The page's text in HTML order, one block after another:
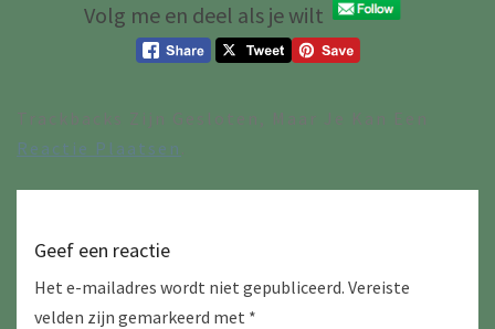
Volg me en deel als je wilt
Reactie Plaatsen
Geef een reactie
Het e-mailadres wordt niet gepubliceerd. Vereiste
velden zijn gemarkeerd met *